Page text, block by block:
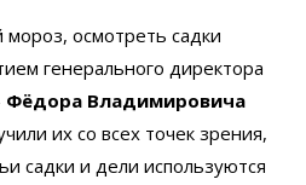
осмотреть садки
генерального директора
Фёдора Владимировича
их со всех точек зрения,
садки и дели используются